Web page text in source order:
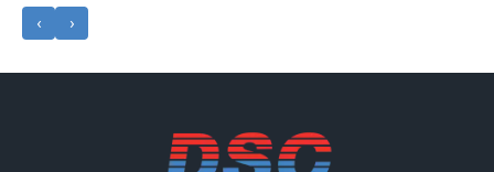
‹ ›